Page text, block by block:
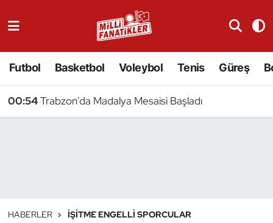
Futbol Basketbol Voleybol Tenis Güreş
00:54Trabzon'da Madalya Mesaisi Başladı
HABERLER İŞITME ENGELLI SPORCULAR
Badminton